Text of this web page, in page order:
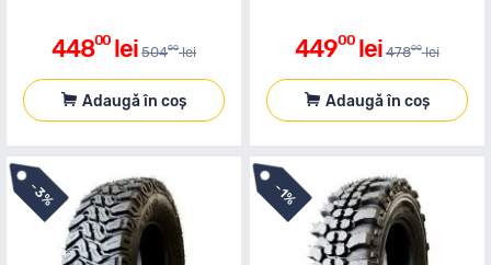
44800 lei 50400 lei
Adaugă în coș
44900 lei 47800 lei
Adaugă în coș
-
3% -
1%